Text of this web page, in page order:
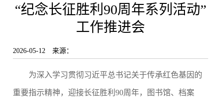
“纪念长征胜利90周年系列活动”
工作推进会
2026-05-12 来源：
为深入学习贯彻习近平总书记关于传承红色基因的
重要指示精神，迎接长征胜利 90周年，图书馆、 档案